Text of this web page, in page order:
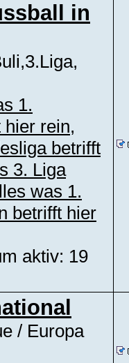
in
1.
hier rein,
betrifft
3. Liga
was 1.
betrifft hier
aktiv: 19
/ Europa